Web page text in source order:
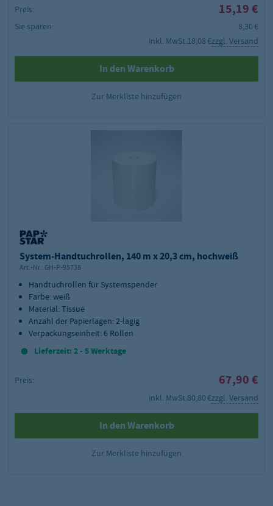
Preis:
15,19 €
Sie sparen:
8,30 €
inkl. MwSt.18,08 €zzgl. Versand
In den Warenkorb
Zur Merkliste hinzufügen
System-Handtuchrollen, 140 m x 20,3 cm, hochweiß
Art.-Nr.: GH-P-95738
Handtuchrollen für Systemspender
Farbe: weiß
Material: Tissue
Anzahl der Papierlagen: 2-lagig
Verpackungseinheit: 6 Rollen
Lieferzeit: 2 - 5 Werktage
Preis: 67,90 €
inkl. MwSt.80,80 €zzgl. Versand
In den Warenkorb
Zur Merkliste hinzufügen